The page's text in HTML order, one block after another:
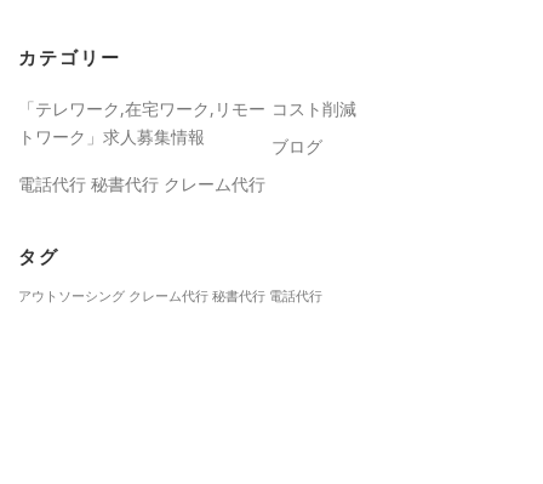
カテゴリー
「テレワーク,在宅ワーク,リモー
トワーク」求人募集情報
コスト削減
ブログ
電話代行 秘書代行 クレーム代行
タグ
アウトソーシング クレーム代行 秘書代行 電話代行